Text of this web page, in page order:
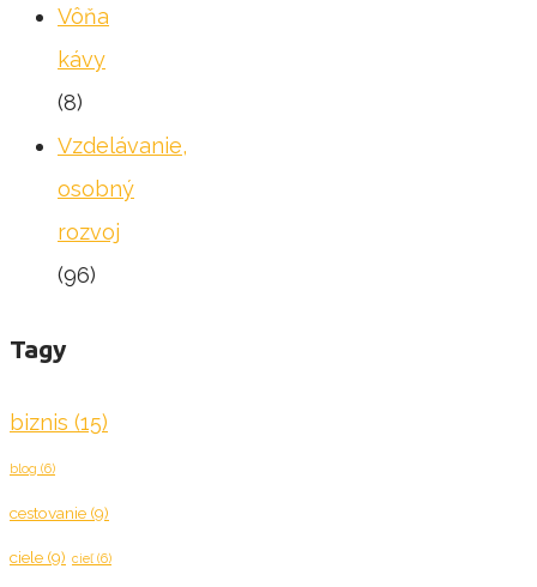
Vôňa
kávy
(8)
Vzdelávanie,
osobný
rozvoj
(96)
Tagy
biznis (15)
blog (6)
cestovanie (9)
ciele (9) cieľ(6)